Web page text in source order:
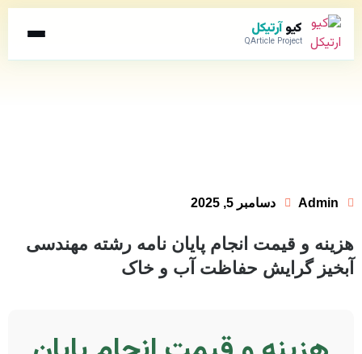
کیوآرتیکل
QArticle Project
Admin دسامبر 5, 2025
هزینه و قیمت انجام پایان نامه رشته مهندسی
آبخیز گرایش حفاظت آب و خاک